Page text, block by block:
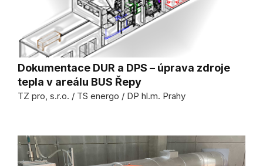
Dokumentace DUR a DPS – úprava zdroje
tepla v areálu BUS Řepy
TZ pro, s.r.o. / TS energo / DP hl.m. Prahy